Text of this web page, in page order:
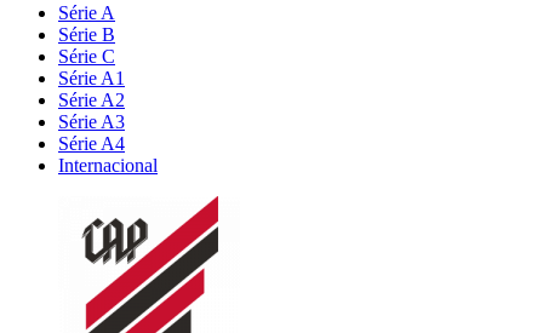
Série A
Série B
Série C
Série A1
Série A2
Série A3
Série A4
Internacional